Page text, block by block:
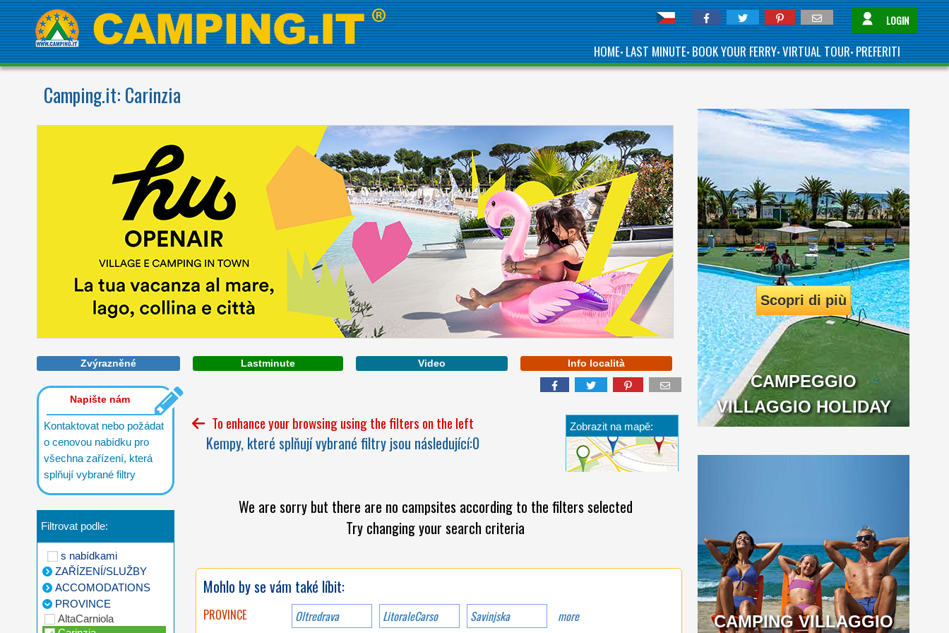
LOGIN
HOME•LAST MINUTE•BOOK YOUR FERRY•VIRTUAL TOUR•PREFERITI
Camping.it: Carinzia
Zvýrazněné Lastminute Video Info località
Napište nám
Kontaktovat nebo požádat
o cenovou nabídku pro
všechna zařízení, která
splňují vybrané filtry
Filtrovat podle:
s nabídkami
ZAŘÍZENÍ/SLUŽBY
ACCOMODATIONS
PROVINCE
AltaCarniola
To enhance your browsing using the filters on the left
Kempy, které splňují vybrané filtry jsou následující:0
Zobrazit na mapě:
We are sorry but there are no campsites according to the filters selected
Try changing your search criteria
Mohlo by se vám také líbit:
PROVINCE Oltredrava LitoraleCarso Savinjska
more
COMPLEXES IN
ABRUZZO, GREEN
REGION OF ITALY
CAMPEGGIO
VILLAGGIO HOLIDAY
Scopri di più
A BEACH OVER 1KM
GAETA
CAMPING VILLAGGIO